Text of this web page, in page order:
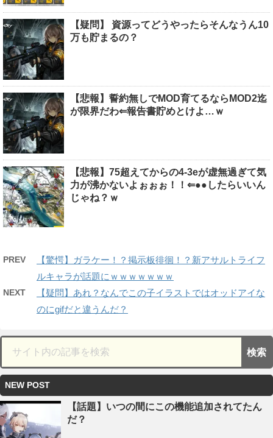
【疑問】 資源ってどうやったらそんなうん10
万も貯まるの？
【悲報】誓約無しでMOD育てるならMOD2迄
が限界だわ⇐報告書貯めとけよ…ｗ
【悲報】75超えてからの4-3eが虚無過ぎて気
力が沸かないよぉぉぉ！！⇐●●したらいいん
じゃね？ｗ
PREV
【驚愕】ガラケー！？掲示板徘徊！？新アサルトライフ
ルキャラが話題にｗｗｗｗｗｗｗ
NEXT
【疑問】あれ？なんでこの子イラストではオッドアイな
のにgifだと違うんだ？
NEW POST
【話題】いつの間にこの機能追加されてたん
だ？